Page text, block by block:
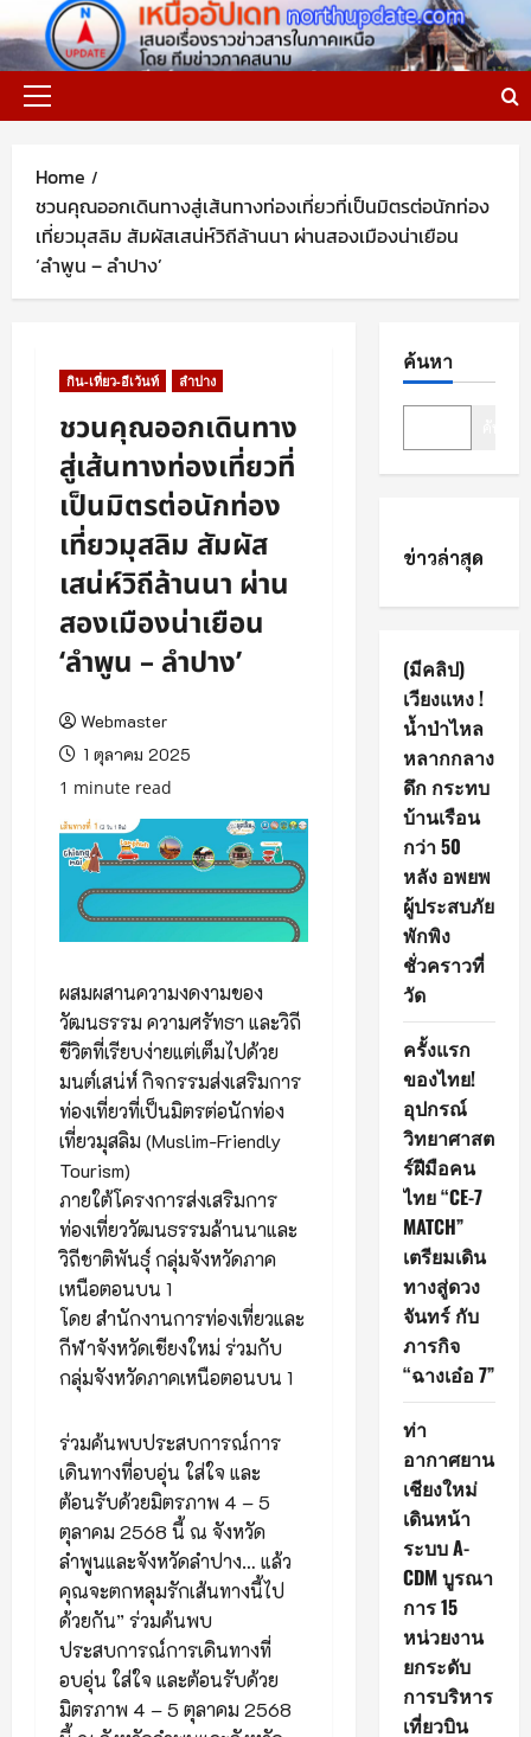
to
content
Primary
Home
ชวนคุณออกเดินทางสู่เส้นทางท่องเที่ยวที่เป็นมิตรต่อนักท่อง
เที่ยวมุสลิม สัมผัสเสน่ห์วิถีล้านนา ผ่านสองเมืองน่าเยือน
‘ลำพูน – ลำปาง’
กิน-เที่ยว-อีเว้นท์ ลำปาง
ชวนคุณออกเดินทาง
สู่เส้นทางท่องเที่ยวที่
เป็นมิตรต่อนักท่อง
เที่ยวมุสลิม สัมผัส
เสน่ห์วิถีล้านนา ผ่าน
สองเมืองน่าเยือน
‘ลำพูน – ลำปาง’
Webmaster
1 ตุลาคม 2025
1 minute read
ผสมผสานความงดงามของ
วัฒนธรรม ความศรัทธา และวิถี
ชีวิตที่เรียบง่ายแต่เต็มไปด้วย
มนต์เสน่ห์ กิจกรรมส่งเสริมการ
ท่องเที่ยวที่เป็นมิตรต่อนักท่อง
เที่ยวมุสลิม (Muslim-Friendly
Tourism)
ภายใต้โครงการส่งเสริมการ
ท่องเที่ยววัฒนธรรมล้านนาและ
วิถีชาติพันธุ์ กลุ่มจังหวัดภาค
เหนือตอนบน 1
โดย สำนักงานการท่องเที่ยวและ
กีฬาจังหวัดเชียงใหม่ ร่วมกับ
กลุ่มจังหวัดภาคเหนือตอนบน 1
ร่วมค้นพบประสบการณ์การ
เดินทางที่อบอุ่น ใส่ใจ และ
ต้อนรับด้วยมิตรภาพ 4 – 5
ตุลาคม 2568 นี้ ณ จังหวัด
ลำพูนและจังหวัดลำปาง… แล้ว
คุณจะตกหลุมรักเส้นทางนี้ไป
ด้วยกัน” ร่วมค้นพบ
ประสบการณ์การเดินทางที่
อบอุ่น ใส่ใจ และต้อนรับด้วย
มิตรภาพ 4 – 5 ตุลาคม 2568
ค้นหา
ข่าวล่าสุด
(มีคลิป)
เวียงแหง !
น้ำป่าไหล
หลากกลาง
ดึก กระทบ
บ้านเรือน
กว่า 50
หลัง อพยพ
ผู้ประสบภัย
พักพิง
ชั่วคราวที่
วัด
ครั้งแรก
ของไทย!
อุปกรณ์
วิทยาศาสต
ร์ฝีมือคน
ไทย “CE-7
MATCH”
เตรียมเดิน
ทางสู่ดวง
จันทร์ กับ
ภารกิจ
“ฉางเอ๋อ 7”
ท่า
อากาศยาน
เชียงใหม่
เดินหน้า
ระบบ A-
CDM บูรณา
การ 15
หน่วยงาน
ยกระดับ
การบริหาร
เที่ยวบิน